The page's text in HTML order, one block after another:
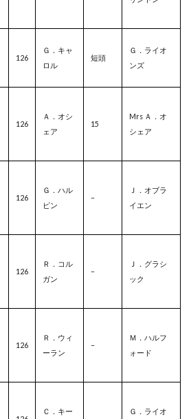
126
Ｇ．キャ
ロル
短頭
Ｇ．ライオ
ンズ
126
Ａ．オシ
ェア
15
Mrs Ａ．オ
シェア
126
Ｇ．ハル
ピン
–
Ｊ．オブラ
イエン
126
Ｒ．コル
ガン
–
Ｊ．グラシ
ック
126
Ｒ．ウィ
ーラン
–
Ｍ．ハルフ
ォード
Ｃ．キー
Ｇ．ライオ